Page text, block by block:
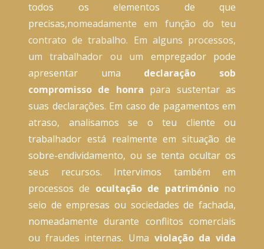
todos os elementos de que
precisas,nomeadamente em função do teu
contrato de trabalho. Em alguns processos,
um trabalhador ou um empregador pode
apresentar uma declaração sob
compromisso de honra para sustentar as
suas declarações. Em caso de pagamentos em
atraso, analisamos se o teu cliente ou
trabalhador está realmente em situação de
sobre-endividamento, ou se tenta ocultar os
seus recursos. Intervimos também em
processos de ocultação de patrimóniono
seio de empresas ou sociedades de fachada,
nomeadamente durante conflitos comerciais
ou fraudes internas. Uma violação da vida